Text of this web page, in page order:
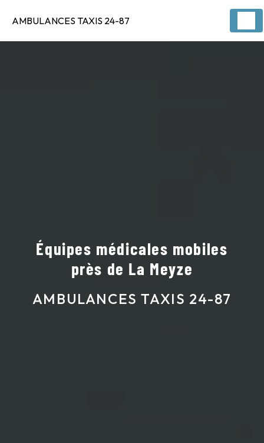
AMBULANCES TAXIS 24-87
Équipes médicales mobiles
près de La Meyze
AMBULANCES TAXIS 24-87